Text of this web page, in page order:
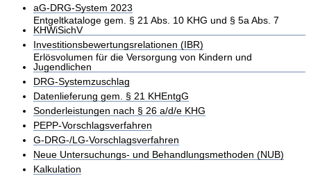
aG-DRG-System 2023
Entgeltkataloge gem. § 21 Abs. 10 KHG und § 5a Abs. 7
KHWiSichV
Investitionsbewertungsrelationen (IBR)
Erlösvolumen für die Versorgung von Kindern und
Jugendlichen
DRG-Systemzuschlag
Datenlieferung gem. § 21 KHEntgG
Sonderleistungen nach § 26 a/d/e KHG
PEPP-Vorschlagsverfahren
G-DRG-/LG-Vorschlagsverfahren
Neue Untersuchungs- und Behandlungsmethoden (NUB)
Kalkulation